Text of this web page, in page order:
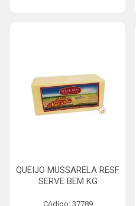
QUEIJO MUSSARELA RESF
SERVE BEM KG
Código: 37789